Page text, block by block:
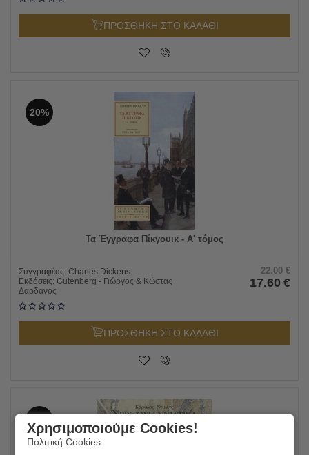
ΠΡΟΣΘΗΚΗ ΣΤΟ ΚΑΛΑΘΙ
20%
Τα Έγγραφα Πίκγουικ - Α' τόμος
Συγγραφέας: Charles Dickens
Εκδόσεις: Gutenberg - Γιώργος & Κώστας
Δαρδανός
22.00 €
17.60 €
ΠΡΟΣΘΗΚΗ ΣΤΟ ΚΑΛΑΘΙ
Χρησιμοποιούμε Cookies!
Πολιτική Cookies